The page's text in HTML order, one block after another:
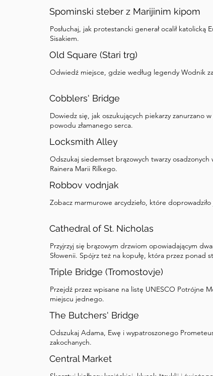
Spominski steber z Marijinim kipom
Posłuchaj, jak protestancki generał ocalił
Sisakiem.
Old Square (Stari trg)
Odwiedź miejsce, gdzie według legendy Wodnik
Cobblers' Bridge
Dowiedz się, jak oszukujących piekarzy zanurzano
powodu złamanego serca.
Locksmith Alley
Odszukaj siedemset brązowych twarzy
Rainera Marii Rilkego.
Robbov vodnjak
Zobacz marmurowe arcydzieło, które
Cathedral of St. Nicholas
Przyjrzyj się brązowym drzwiom opowiadającym
Słowenii. Spójrz też na kopułę, która przez ponad
Triple Bridge (Tromostovje)
Przejdź przez wpisane na listę UNESCO Potrójne
miejscu jednego.
The Butchers' Bridge
Odszukaj Adama, Ewę i wypatroszonego
zakochanych.
Central Market